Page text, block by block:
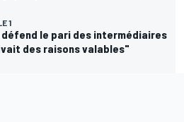
1
défend le pari des intermédiaires
des raisons valables"